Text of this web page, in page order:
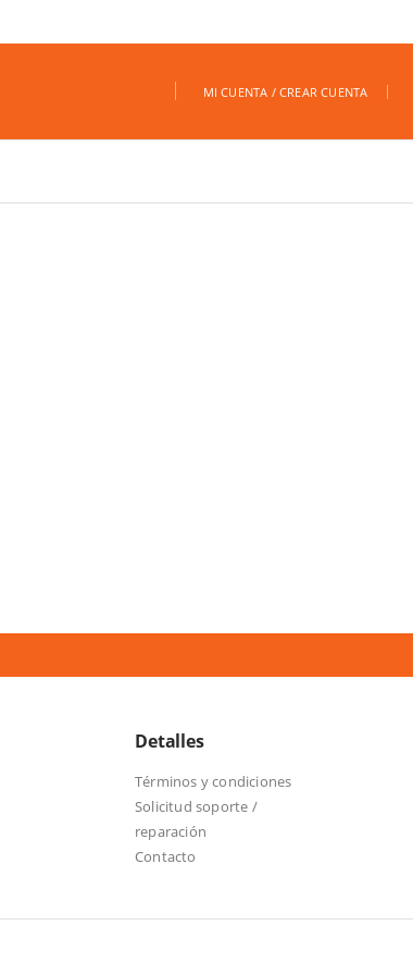
| MI CUENTA / CREAR CUENTA
Detalles
Términos y condiciones
Solicitud soporte /
reparación
Contacto